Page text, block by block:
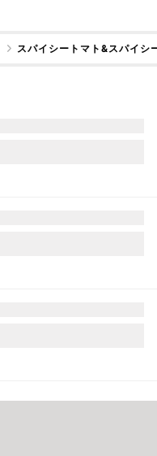
スパイシートマト&スパイシ